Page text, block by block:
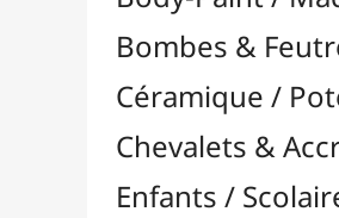
Feutres & Stylos
Librairie / Livres
Loisirs Créatifs
Accessoires en Bois
Accessoires en Plastique
Accessoires pour Bijoux
Aiguilles & Couture
